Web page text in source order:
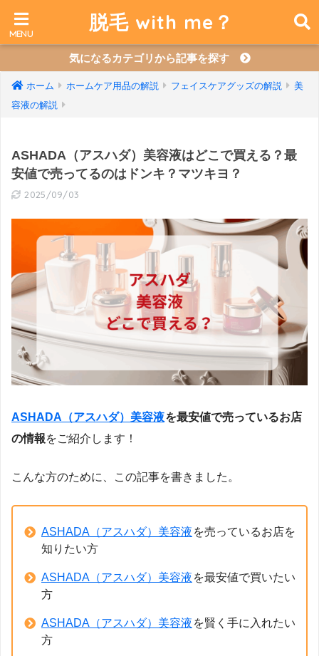
脱毛 with me？
気になるカテゴリから記事を探す
ホーム ホームケア用品の解説 フェイスケアグッズの解説
美
容液の解説
ASHADA（アスハダ）美容液はどこで買える？最
安値で売ってるのはドンキ？マツキヨ？
2025/09/03
ASHADA（アスハダ）美容液を最安値で売っているお店
の情報をご紹介します！
こんな方のために、この記事を書きました。
ASHADA（アスハダ）美容液 を売っているお店を
知りたい方
ASHADA（アスハダ）美容液 を最安値で買いたい
方
ASHADA（アスハダ）美容液 を賢く手に入れたい
方